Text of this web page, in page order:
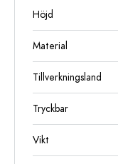
Höjd
Material
Tillverkningsland
Tryckbar
Vikt